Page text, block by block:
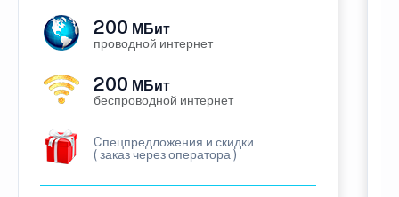
200 МБит
проводной интернет
200 МБит
беспроводной интернет
Cпецпредложения и скидки
( заказ через оператора )